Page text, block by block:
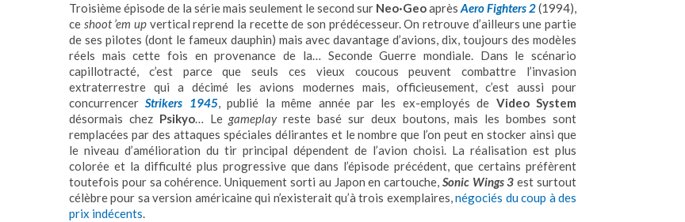
Troisième épisode de la série mais seulement le second sur Neo·Geoaprès Aero Fighters 2(1994),
ce shoot ’em up vertical reprend la recette de son prédécesseur. On retrouve d’ailleurs une partie
de ses pilotes (dont le fameux dauphin) mais avec davantage d’avions, dix, toujours des modèles
réels mais cette fois en provenance de la… Seconde Guerre mondiale. Dans le scénario
capillotracté, c’est parce que seuls ces vieux coucous peuvent combattre l’invasion
extraterrestre qui a décimé les avions modernes mais, officieusement, c’est aussi pour
concurrencerStrikers 1945, publié la même année par les ex-employés de Video System
désormais chez Psikyo… Legameplayreste basé sur deux boutons, mais les bombes sont
remplacées par des attaques spéciales délirantes et le nombre que l’on peut en stocker ainsi que
le niveau d’amélioration du tir principal dépendent de l’avion choisi. La réalisation est plus
colorée et la difficulté plus progressive que dans l’épisode précédent, que certains préfèrent
toutefois pour sa cohérence. Uniquement sorti au Japon en cartouche, Sonic Wings 3 est surtout
célèbre pour sa version américaine qui n’existerait qu’à trois exemplaires,négociés du coup à des
prix indécents.